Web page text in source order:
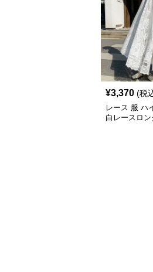
¥3,370 (税
レース 服 ハ
白レースロン